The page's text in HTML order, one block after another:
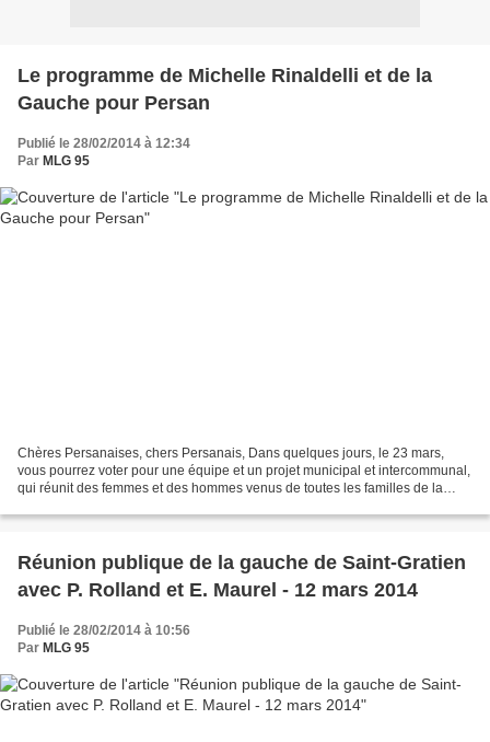
Le programme de Michelle Rinaldelli et de la
Gauche pour Persan
Publié le 28/02/2014 à 12:34
Par MLG 95
Chères Persanaises, chers Persanais, Dans quelques jours, le 23 mars,
vous pourrez voter pour une équipe et un projet municipal et intercommunal,
qui réunit des femmes et des hommes venus de toutes les familles de la
Réunion publique de la gauche de Saint-Gratien
avec P. Rolland et E. Maurel - 12 mars 2014
Publié le 28/02/2014 à 10:56
Par MLG 95